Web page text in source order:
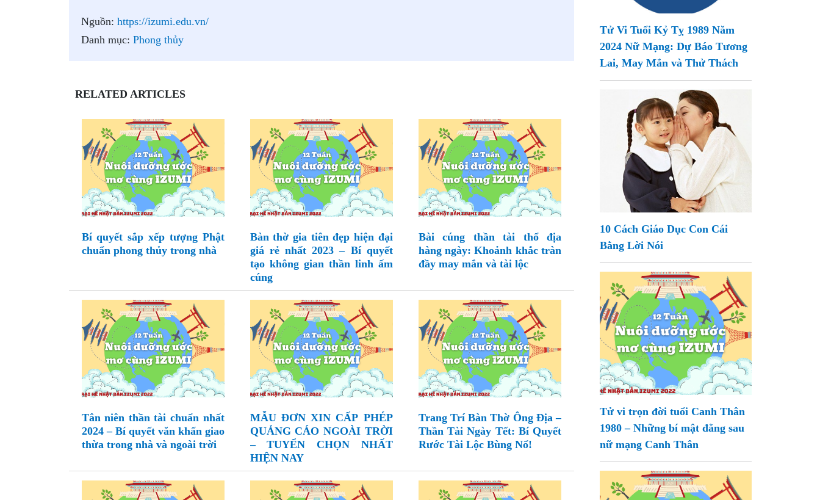
Nguồn: https://izumi.edu.vn/
Danh mục: Phong thủy
RELATED ARTICLES
Bí quyết sắp xếp tượng Phật
chuẩn phong thủy trong nhà
Bàn thờ gia tiên đẹp hiện đại
giá rẻ nhất 2023 – Bí quyết
tạo không gian thần linh ấm
cúng
Bài cúng thần tài thổ địa
hàng ngày: Khoảnh khắc tràn
đầy may mắn và tài lộc
Tân niên thần tài chuẩn nhất
2024 – Bí quyết văn khấn giao
thừa trong nhà và ngoài trời
MẪU ĐƠN XIN CẤP PHÉP
QUẢNG CÁO NGOÀI TRỜI
– TUYỂN CHỌN NHẤT
HIỆN NAY
Trang Trí Bàn Thờ Ông Địa –
Thần Tài Ngày Tết: Bí Quyết
Rước Tài Lộc Bùng Nổ!
Tử Vi Tuổi Kỷ Tỵ 1989 Năm
2024 Nữ Mạng: Dự Báo Tương
Lai, May Mắn và Thử Thách
10 Cách Giáo Dục Con Cái
Bằng Lời Nói
Tử vi trọn đời tuổi Canh Thân
1980 – Những bí mật đằng sau
nữ mạng Canh Thân